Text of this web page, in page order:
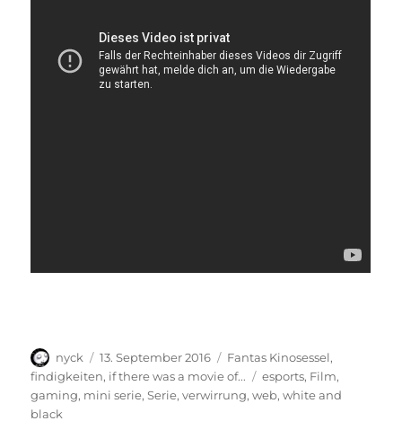
Autor
nyck
Veröffentlicht
am
13. September 2016 Kategorien
Fantas Kinosessel,
findigkeiten, if there was a movie of... Schlagwörter
esports, Film,
gaming, mini serie,Serie,verwirrung,web,white and
black